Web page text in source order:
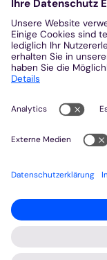
Kontakt
+49
2026 © Bistum